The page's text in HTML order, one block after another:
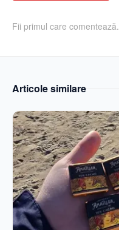
Fii primul care comentează.
Articole similare